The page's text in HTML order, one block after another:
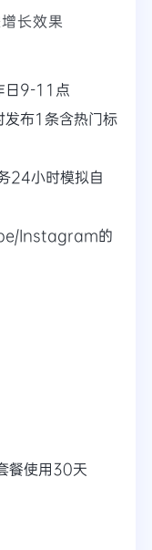
长效果
日9-11点
发布1条含热门标
24小时模拟自
Instagram的
餐使用30天